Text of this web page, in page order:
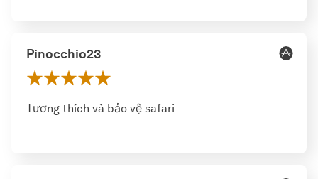
Pinocchio23
Tương thích và bảo vệ safari